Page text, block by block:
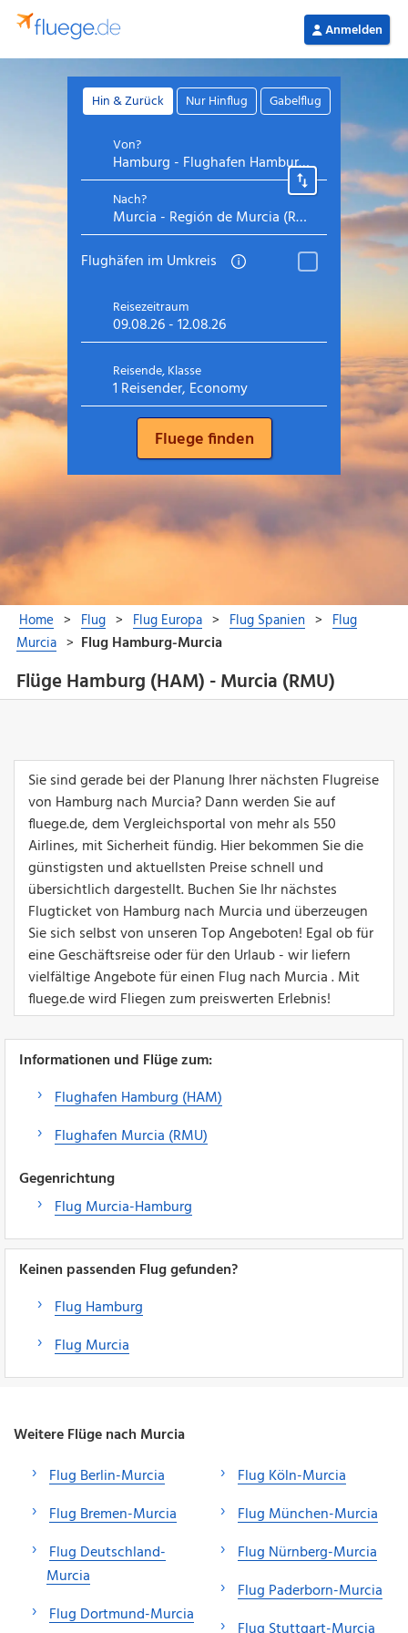
Flüge Hamburg (HAM) - Murcia (RMU)
Sie sind gerade bei der Planung Ihrer nächsten Flugreise
von Hamburg nach Murcia? Dann werden Sie auf
fluege.de, dem Vergleichsportal von mehr als 550
Airlines, mit Sicherheit fündig. Hier bekommen Sie die
günstigsten und aktuellsten Preise schnell und
übersichtlich dargestellt. Buchen Sie Ihr nächstes
Flugticket von Hamburg nach Murcia und überzeugen
Sie sich selbst von unseren Top Angeboten! Egal ob für
eine Geschäftsreise oder für den Urlaub - wir liefern
vielfältige Angebote für einen Flug nach Murcia . Mit
fluege.de wird Fliegen zum preiswerten Erlebnis!
Informationen und Flüge zum:
Flughafen Hamburg (HAM)
Flughafen Murcia (RMU)
Gegenrichtung
Flug Murcia-Hamburg
Keinen passenden Flug gefunden?
Flug Hamburg
Flug Murcia
Weitere Flüge nach Murcia
Flug Berlin-Murcia
Flug Bremen-Murcia
Flug Deutschland-
Murcia
Flug Dortmund-Murcia
Flug Köln-Murcia
Flug München-Murcia
Flug Nürnberg-Murcia
Flug Paderborn-Murcia